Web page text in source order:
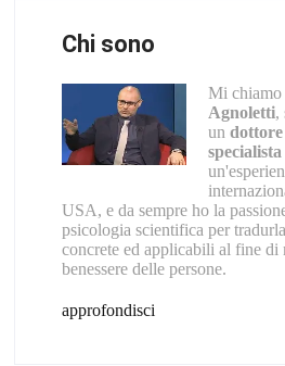
Chi sono
Mi chiamo
Agnoletti,
un
USA, e da sempre ho la
psicologia scientifica per
concrete ed applicabili al fine di
benessere delle persone.
approfondisci